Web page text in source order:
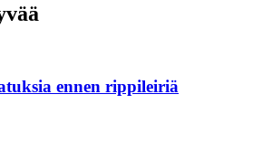
ennen rippileiriä